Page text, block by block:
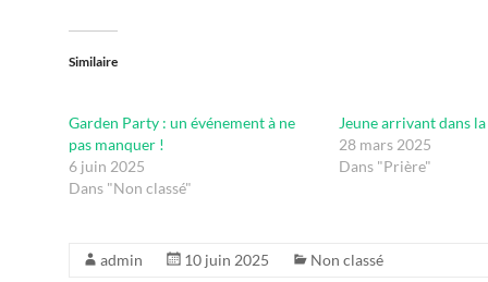
Similaire
Garden Party : un événement à ne
pas manquer !
6 juin 2025
Dans "Non classé"
Jeune arrivant dans
28 mars 2025
Dans "Prière"
admin 10 juin 2025 Non classé